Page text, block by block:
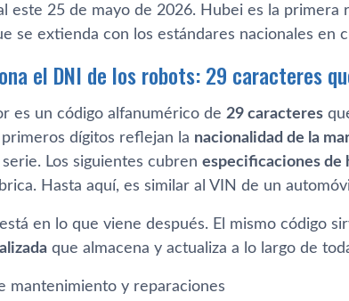
este 25 de mayo de 2026. Hubei es la primera
se extienda con los estándares nacionales en
el DNI de los robots: 29 caracteres
es un código alfanumérico de 29 caracteres
primeros dígitos reflejan la nacionalidad de la
Los siguientes cubren especificaciones de
Hasta aquí, es similar al VIN de un
en lo que viene después. El mismo código
que almacena y actualiza a lo largo de
mantenimiento y reparaciones